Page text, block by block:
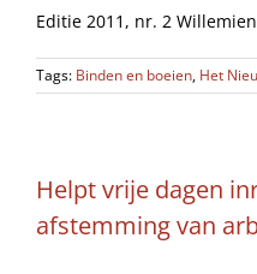
Editie 2011, nr. 2
Tags: Binden en boeien, Het
Helpt vrije dagen
afstemming van